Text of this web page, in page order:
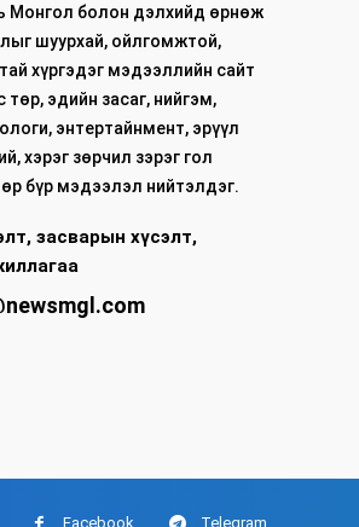
Монгол болон дэлхийд өрнөж
шуурхай, ойлгомжтой,
хүргэдэг мэдээллийн сайт
эдийн засаг, нийгэм,
энтертайнмент, эрүүл
хэрэг зөрчил зэрэг гол
бүр мэдээлэл нийтэлдэг.
засварын хүсэлт,
Facebook Telegram